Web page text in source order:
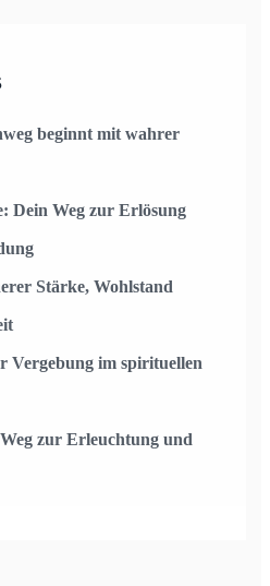
beginnt mit wahrer
Dein Weg zur Erlösung
Stärke, Wohlstand
Vergebung im spirituellen
zur Erleuchtung und